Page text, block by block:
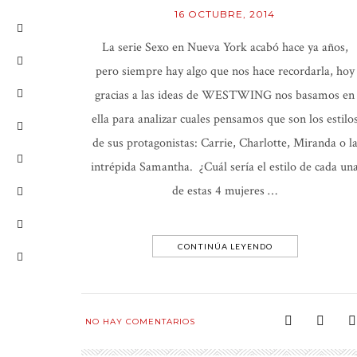
16 OCTUBRE, 2014
La serie Sexo en Nueva York acabó hace ya años,
pero siempre hay algo que nos hace recordarla, hoy
gracias a las ideas de WESTWING nos basamos en
ella para analizar cuales pensamos que son los estilos
de sus protagonistas: Carrie, Charlotte, Miranda o la
intrépida Samantha. ¿Cuál sería el estilo de cada
de estas 4 mujeres …
CONTINÚA LEYENDO
NO HAY COMENTARIOS